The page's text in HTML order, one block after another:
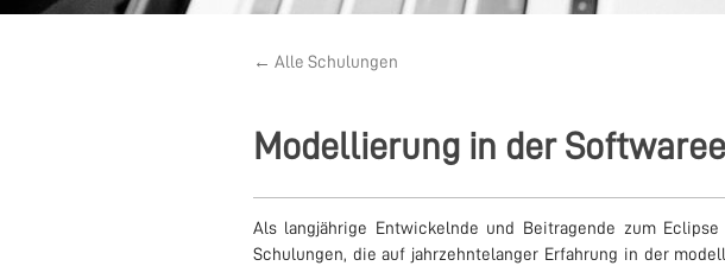
← Alle Schulungen
Modellierung in der
Als langjährige Entwickelnde und Beitragende zum
Schulungen, die auf jahrzehntelanger Erfahrung in der